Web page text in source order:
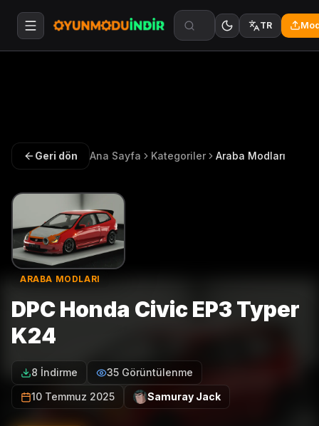
TR
Geri dön Ana Sayfa Kategoriler Araba Modları
ARABA MODLARI
DPC Honda Civic EP3 Typer
K24
8 İndirme
35 Görüntülenme
10 Temmuz 2025
Samuray Jack